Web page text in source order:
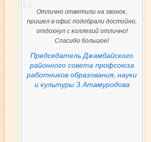
Отлично ответили на звонок,
пришел в офис подобрали достойно,
отдохнул с коллегий отлично!
Спасибо большое!
Председатель Джамбайского
районного совета профсоюза
работников образования, науки
и культуры З.Атамуродова